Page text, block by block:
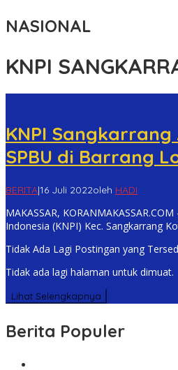
NASIONAL
KNPI
KNPI Sangkarrang
SPBU di Barrang
BERITA|16 Juli 2022oleh HADI
MAKASSAR,
Indonesia (KNPI) Kec. Sangkarrang
Tidak Ada Lagi Postingan yang
Tidak ada lagi halaman untuk dimuat.
Lihat Selengkapnya
Berita Populer